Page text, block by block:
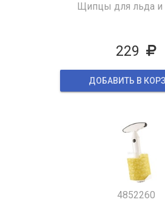
Щипцы для льда и
229
ДОБАВИТЬ В
4852260